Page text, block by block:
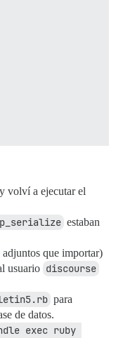
y volví a ejecutar el
estaban
que importar)
usuario discourse
para
de datos.
exec ruby